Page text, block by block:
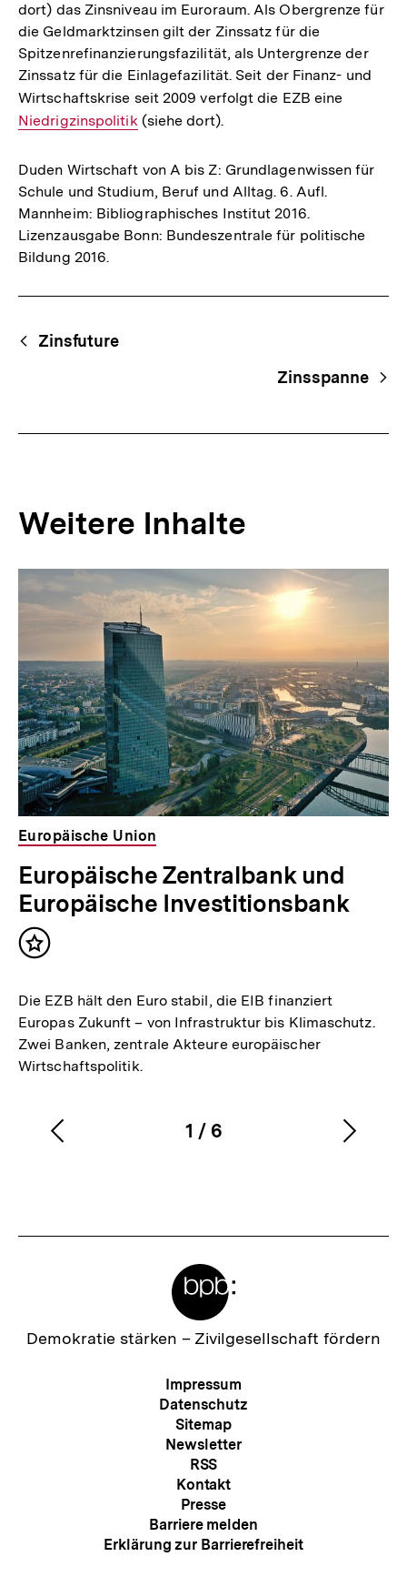
Link:
dort) das Zinsniveau im Euroraum. Als Obergrenze für
die Geldmarktzinsen gilt der Zinssatz für die
Spitzenrefinanzierungsfazilität, als Untergrenze der
Zinssatz für die Einlagefazilität. Seit der Finanz- und
Wirtschaftskrise seit 2009 verfolgt die EZB eine
Niedrigzinspolitik(siehe dort).
Duden Wirtschaft von A bis Z: Grundlagenwissen für
Schule und Studium, Beruf und Alltag. 6. Aufl.
Mannheim: Bibliographisches Institut 2016.
Lizenzausgabe Bonn: Bundeszentrale für politische
Bildung 2016.
Begriffsnavigation
Content-
Navigation
Zinsfuture
Zinsspanne
Weitere Inhalte
Inhaltskarousell
für
weitere
Inhalte
Inhaltskarussell
überspringen
Europäische Union
Europäische Zentralbank und
Europäische Investitionsbank
Inhalt
Die EZB hält den Euro stabil, die EIB finanziert
Europas Zukunft – von Infrastruktur bis Klimaschutz.
Zwei Banken, zentrale Akteure europäischer
Wirtschaftspolitik.
Karussellinhalt
1
von
/ 6
Vorherigen
Zur
Demokratie stärken – Zivilgesellschaft fördern
Meta-
Navigation
Impressum
Datenschutz
Sitemap
Newsletter
RSS
Kontakt
Presse
Barriere melden
Erklärung zur Barrierefreiheit